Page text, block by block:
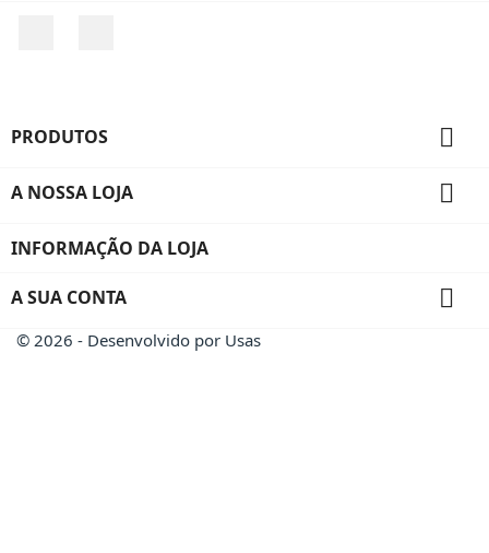
PRODUTOS 
A NOSSA LOJA 
INFORMAÇÃO DA LOJA
A SUA CONTA 
© 2026 - Desenvolvido por Usas